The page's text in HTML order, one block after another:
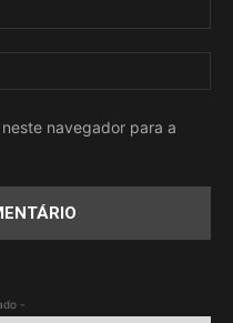
navegador para a
-